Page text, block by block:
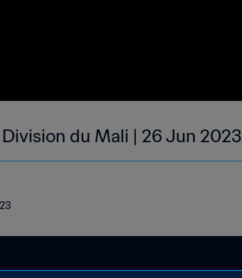
Division du Mali | 26 Jun 2023